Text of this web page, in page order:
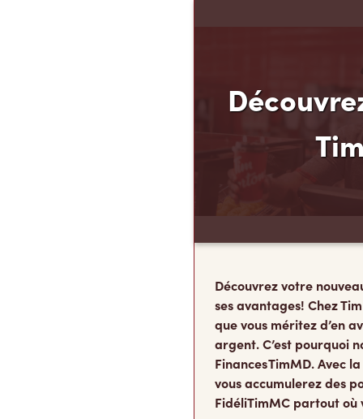
Découvrez votre
ses avantages! Chez
que vous méritez d’en
argent. C’est pourquoi
Finances TimMD. Avec
vous accumulerez des